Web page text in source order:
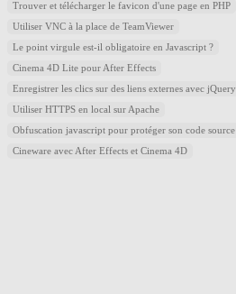
Trouver et télécharger le favicon d'une page en PHP
Utiliser VNC à la place de TeamViewer
Le point virgule est-il obligatoire en Javascript ?
Cinema 4D Lite pour After Effects
Enregistrer les clics sur des liens externes avec jQuery
Utiliser HTTPS en local sur Apache
Obfuscation javascript pour protéger son code source
Cineware avec After Effects et Cinema 4D